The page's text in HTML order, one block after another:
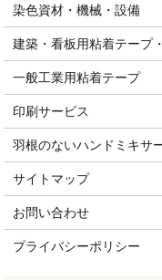
染色資材・機械・設備
建築・看板用粘着テープ
一般工業用粘着テープ
印刷サービス
羽根のないハンドミキサ
サイトマップ
お問い合わせ
プライバシーポリシー